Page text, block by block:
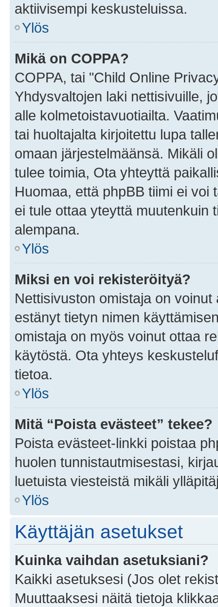
aktiivisempi keskusteluissa.
Ylös
Mikä on COPPA?
COPPA, tai "Child Online
Yhdysvaltojen laki nettisivuille,
alle kolmetoistavuotiailta.
tai huoltajalta kirjoitettu lupa
omaan järjestelmäänsä. Mikäli
tulee toimia, Ota yhteyttä
Huomaa, että phpBB tiimi ei
ei tule ottaa yteyttä muutenkuin
alempana.
Ylös
Miksi en voi rekisteröityä?
Nettisivuston omistaja on
estänyt tietyn nimen
omistaja on myös voinut ottaa
käytöstä. Ota yhteys
tietoa.
Ylös
Mitä “Poista evästeet” tekee?
Poista evästeet-linkki poistaa
huolen tunnistautmisestasi,
luetuista viesteistä mikäli
Ylös
Käyttäjän asetukset
Kuinka vaihdan asetuksiani?
Kaikki asetuksesi (Jos olet
Muuttaaksesi näitä tietoja